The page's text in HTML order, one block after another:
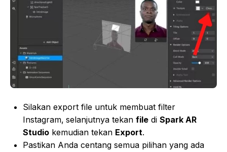
Silakan export file untuk membuat filter
Instagram, selanjutnya tekan file di Spark AR
Studio kemudian tekan Export.
Pastikan Anda centang semua pilihan yang ada